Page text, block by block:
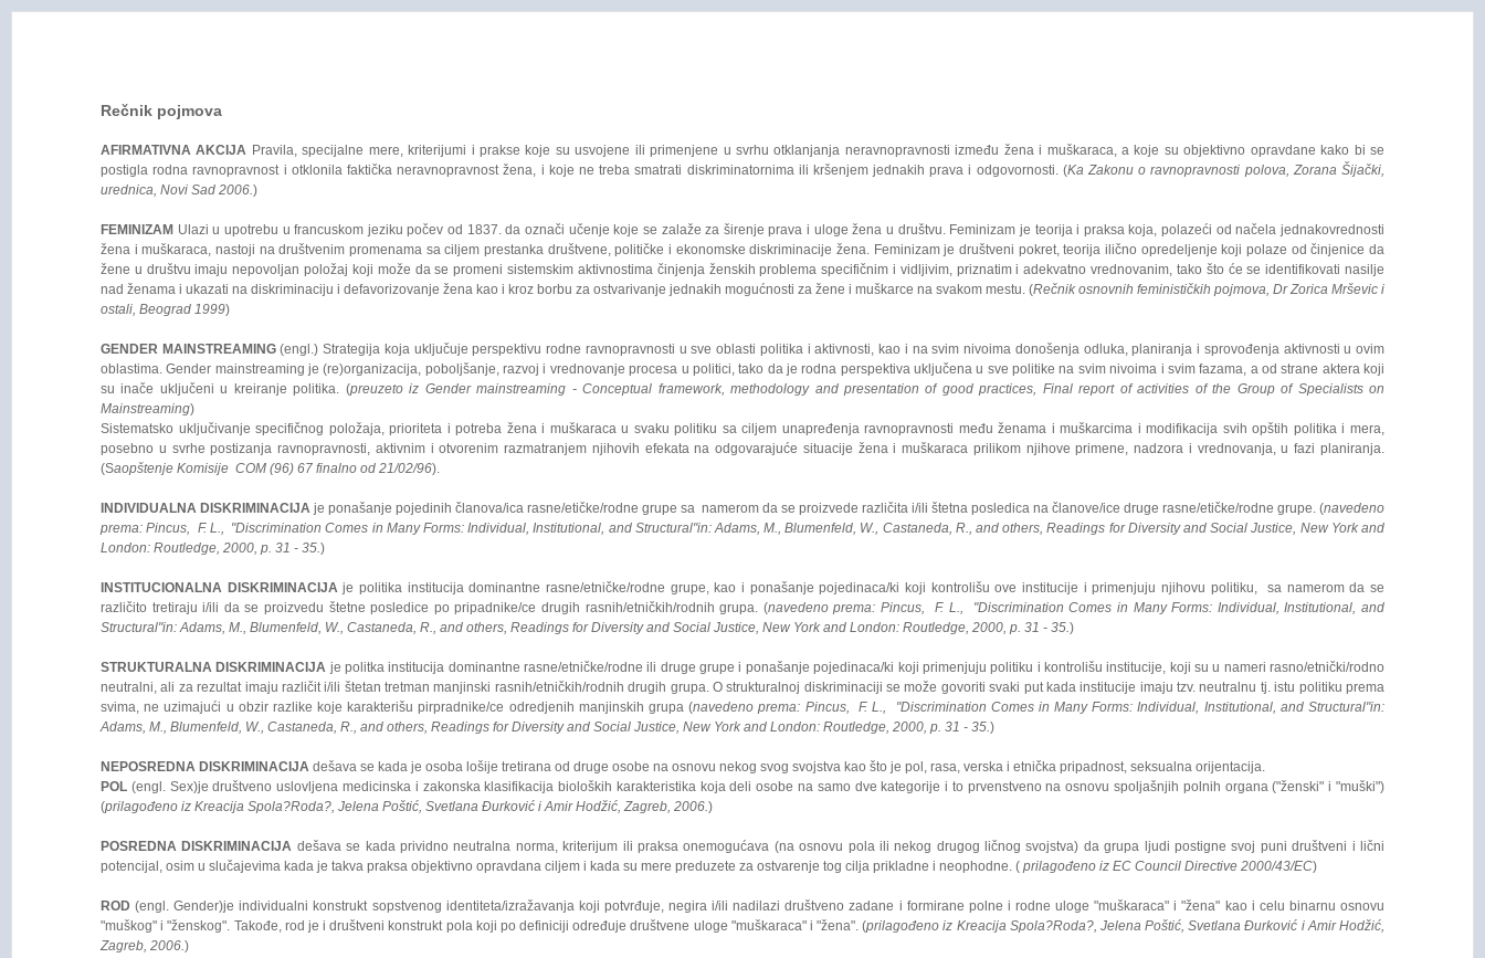
Rečnik pojmova
AFIRMATIVNA AKCIJA Pravila, specijalne mere, kriterijumi i prakse koje su usvojene ili primenjene u svrhu otklanjanja neravnopravnosti između žena i muškaraca, a koje su objektivno opravdane kako bi se
postigla rodna ravnopravnost i otklonila faktička neravnopravnost žena, i koje ne treba smatrati diskriminatornima ili kršenjem jednakih prava i odgovornosti. (Ka Zakonu o ravnopravnosti polova, Zorana Šijački,
urednica, Novi Sad 2006.)
FEMINIZAM Ulazi u upotrebu u francuskom jeziku počev od 1837. da označi učenje koje se zalaže za širenje prava i uloge žena u društvu. Feminizam je teorija i praksa koja, polazeći od načela jednakovrednosti
žena i muškaraca, nastoji na društvenim promenama sa ciljem prestanka društvene, političke i ekonomske diskriminacije žena. Feminizam je društveni pokret, teorija ilično opredeljenje koji polaze od činjenice da
žene u društvu imaju nepovoljan položaj koji može da se promeni sistemskim aktivnostima činjenja ženskih problema specifičnim i vidljivim, priznatim i adekvatno vrednovanim, tako što će se identifikovati nasilje
nad ženama i ukazati na diskriminaciju i defavorizovanje žena kao i kroz borbu za ostvarivanje jednakih mogućnosti za žene i muškarce na svakom mestu. (Rečnik osnovnih feminističkih pojmova, Dr Zorica Mrševic i
ostali, Beograd 1999)
GENDER MAINSTREAMING(engl.) Strategija koja uključuje perspektivu rodne ravnopravnosti u sve oblasti politika i aktivnosti, kao i na svim nivoima donošenja odluka, planiranja i sprovođenja aktivnosti u ovim
oblastima. Gender mainstreaming je (re)organizacija, poboljšanje, razvoj i vrednovanje procesa u politici, tako da je rodna perspektiva uključena u sve politike na svim nivoima i svim fazama, a od strane aktera koji
su inače uključeni u kreiranje politika. (preuzeto iz Gender mainstreaming - Conceptual framework, methodology and presentation of good practices, Final report of activities of the Group of Specialists on
Mainstreaming)
Sistematsko uključivanje specifičnog položaja, prioriteta i potreba žena i muškaraca u svaku politiku sa ciljem unapređenja ravnopravnosti među ženama i muškarcima i modifikacija svih opštih politika i mera,
posebno u svrhe postizanja ravnopravnosti, aktivnim i otvorenim razmatranjem njihovih efekata na odgovarajuće situacije žena i muškaraca prilikom njihove primene, nadzora i vrednovanja, u fazi planiranja.
(Saopštenje Komisije COM (96) 67 finalno od 21/02/96).
INDIVIDUALNA DISKRIMINACIJA je ponašanje pojedinih članova/ica rasne/etičke/rodne grupe sa namerom da se proizvede različita i/ili štetna posledica na članove/ice druge rasne/etičke/rodne grupe. (navedeno
prema: Pincus, F. L., "Discrimination Comes in Many Forms: Individual, Institutional, and Structural"in: Adams, M., Blumenfeld, W., Castaneda, R., and others, Readings for Diversity and Social Justice, New York and
London: Routledge, 2000, p. 31 - 35.)
INSTITUCIONALNA DISKRIMINACIJAje politika institucija dominantne rasne/etničke/rodne grupe, kao i ponašanje pojedinaca/ki koji kontrolišu ove institucije i primenjuju njihovu politiku, sa namerom da se
različito tretiraju i/ili da se proizvedu štetne posledice po pripadnike/ce drugih rasnih/etničkih/rodnih grupa. (navedeno prema: Pincus, F. L., "Discrimination Comes in Many Forms: Individual, Institutional, and
Structural"in: Adams, M., Blumenfeld, W., Castaneda, R., and others, Readings for Diversity and Social Justice, New York and London: Routledge, 2000, p. 31 - 35.)
STRUKTURALNA DISKRIMINACIJA je politka institucija dominantne rasne/etničke/rodne ili druge grupe i ponašanje pojedinaca/ki koji primenjuju politiku i kontrolišu institucije, koji su u nameri rasno/etnički/rodno
neutralni, ali za rezultat imaju različit i/ili štetan tretman manjinski rasnih/etničkih/rodnih drugih grupa. O strukturalnoj diskriminaciji se može govoriti svaki put kada institucije imaju tzv. neutralnu tj. istu politiku prema
svima, ne uzimajući u obzir razlike koje karakterišu pirpradnike/ce odredjenih manjinskih grupa (navedeno prema: Pincus, F. L., "Discrimination Comes in Many Forms: Individual, Institutional, and Structural"in:
Adams, M., Blumenfeld, W., Castaneda, R., and others, Readings for Diversity and Social Justice, New York and London: Routledge, 2000, p. 31 - 35.)
NEPOSREDNA DISKRIMINACIJA dešava se kada je osoba lošije tretirana od druge osobe na osnovu nekog svog svojstva kao što je pol, rasa, verska i etnička pripadnost, seksualna orijentacija.
POL (engl. Sex)je društveno uslovljena medicinska i zakonska klasifikacija bioloških karakteristika koja deli osobe na samo dve kategorije i to prvenstveno na osnovu spoljašnjih polnih organa ("ženski" i "muški")
(prilagođeno iz Kreacija Spola?Roda?, Jelena Poštić, Svetlana Đurković i Amir Hodžić, Zagreb, 2006.)
POSREDNA DISKRIMINACIJA dešava se kada prividno neutralna norma, kriterijum ili praksa onemogućava (na osnovu pola ili nekog drugog ličnog svojstva) da grupa ljudi postigne svoj puni društveni i lični
potencijal, osim u slučajevima kada je takva praksa objektivno opravdana ciljem i kada su mere preduzete za ostvarenje tog cilja prikladne i neophodne. ( prilagođeno iz EC Council Directive 2000/43/EC)
ROD (engl. Gender)je individualni konstrukt sopstvenog identiteta/izražavanja koji potvrđuje, negira i/ili nadilazi društveno zadane i formirane polne i rodne uloge "muškaraca" i "žena" kao i celu binarnu osnovu
"muškog" i "ženskog". Takođe, rod je i društveni konstrukt pola koji po definiciji određuje društvene uloge "muškaraca" i "žena". (prilagođeno iz Kreacija Spola?Roda?, Jelena Poštić, Svetlana Đurković i Amir Hodžić,
Zagreb, 2006.)